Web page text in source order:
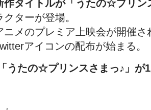
作タイトルが「うたの☆プリン
ターが登場。
ニメのプレミア上映会が開催さ
アイコンの配布が始まる。
「うたの☆プリンスさまっ♪」が